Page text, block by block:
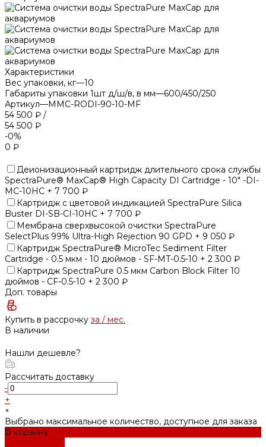
Характеристики
Вес упаковки, кг—10
Габариты упаковки 1шт д/ш/в, в мм—600/450/250
Артикул—MMC-RODI-90-10-MF
54 500 ₽ /
54 500 ₽
-0%
0 ₽
Деионизационный картридж длительного срока службы
SpectraPure® MaxCap® High Capacity DI Cartridge - 10" -DI-
MC-10HC + 7 700 ₽
Картридж с цветовой индикацией SpectraPure Silica
Buster DI-SB-CI-10HC + 7 700 ₽
Мембрана сверхвысокой очистки SpectraPure
SelectPlus 99% Ultra-High Rejection 90 GPD + 9 050 ₽
Картридж SpectraPure® MicroTec Sediment Filter
Cartridge - 0.5 мкм - 10 дюймов - SF-MT-0.5-10 + 2 300 ₽
Картридж SpectraPure 0.5 мкм Carbon Block Filter 10
дюймов - CF-0.5-10 + 2 300 ₽
Доп. товары
Купить в рассрочку за / мес.
В наличии
Нашли дешевле?
Рассчитать доставку
-
+
×
Выбрано максимальное количество, доступное для заказа
В корзину